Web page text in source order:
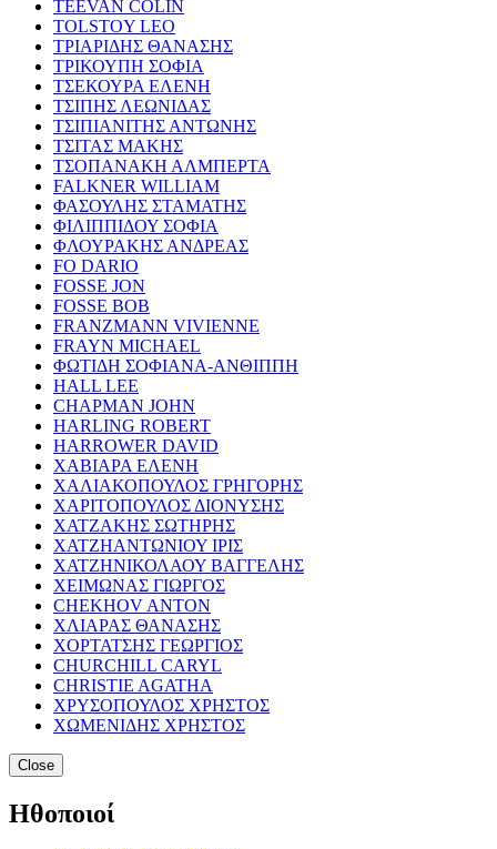
TEEVAN COLIN
TOLSTOY LEO
ΤΡΙΑΡΙΔΗΣ ΘΑΝΑΣΗΣ
ΤΡΙΚΟΥΠΗ ΣΟΦΙΑ
ΤΣΕΚΟΥΡΑ ΕΛΕΝΗ
ΤΣΙΠΗΣ ΛΕΩΝΙΔΑΣ
ΤΣΙΠΙΑΝΙΤΗΣ ΑΝΤΩΝΗΣ
ΤΣΙΤΑΣ ΜΑΚΗΣ
ΤΣΟΠΑΝΑΚΗ ΑΛΜΠΕΡΤΑ
FALKNER WILLIAM
ΦΑΣΟΥΛΗΣ ΣΤΑΜΑΤΗΣ
ΦΙΛΙΠΠΙΔΟΥ ΣΟΦΙΑ
ΦΛΟΥΡΑΚΗΣ ΑΝΔΡΕΑΣ
FO DARIO
FOSSE JON
FOSSE BOB
FRANZMANN VIVIENNE
FRAYN MICHAEL
ΦΩΤΙΔΗ ΣΟΦΙΑΝΑ-ΑΝΘΙΠΠΗ
HALL LEE
CHAPMAN JOHN
HARLING ROBERT
HARROWER DAVID
ΧΑΒΙΑΡΑ ΕΛΕΝΗ
ΧΑΛΙΑΚΟΠΟΥΛΟΣ ΓΡΗΓΟΡΗΣ
ΧΑΡΙΤΟΠΟΥΛΟΣ ΔΙΟΝΥΣΗΣ
ΧΑΤΖΑΚΗΣ ΣΩΤΗΡΗΣ
ΧΑΤΖΗΑΝΤΩΝΙΟΥ ΙΡΙΣ
ΧΑΤΖΗΝΙΚΟΛΑΟΥ ΒΑΓΓΕΛΗΣ
ΧΕΙΜΩΝΑΣ ΓΙΩΡΓΟΣ
CHEKHOV ANTON
ΧΛΙΑΡΑΣ ΘΑΝΑΣΗΣ
ΧΟΡΤΑΤΣΗΣ ΓΕΩΡΓΙΟΣ
CHURCHILL CARYL
CHRISTIE AGATHA
ΧΡΥΣΟΠΟΥΛΟΣ ΧΡΗΣΤΟΣ
ΧΩΜΕΝΙΔΗΣ ΧΡΗΣΤΟΣ
Close
Ηθοποιοί